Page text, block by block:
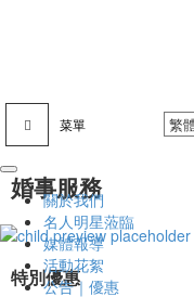
菜單
關於我們
名人明星蒞臨
媒體報導
活動花絮
公告｜優惠
婚事服務
特別優惠